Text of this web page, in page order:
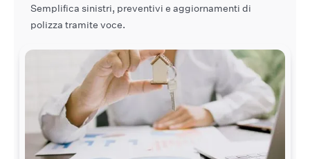
Semplifica sinistri, preventivi e aggiornamenti di
polizza tramite voce.